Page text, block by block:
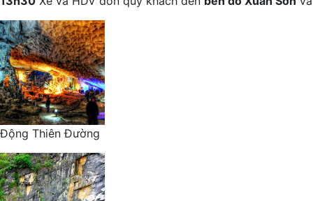
Động Thiên Đường